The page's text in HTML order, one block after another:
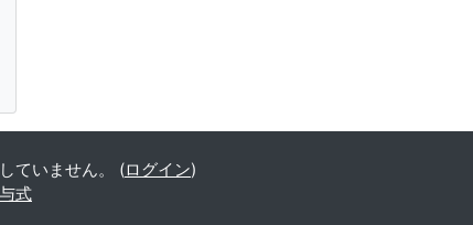
ていません。 (ログイン)
式